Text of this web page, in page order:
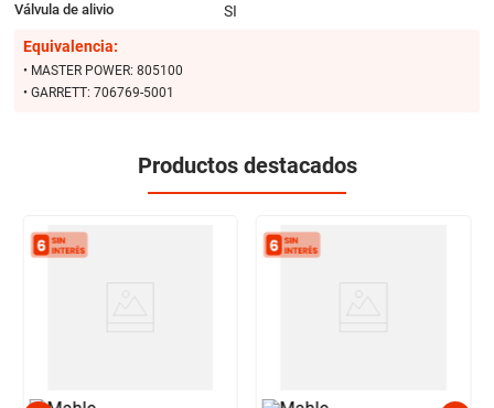
Válvula de alivio
SI
Equivalencia:
• MASTER POWER: 805100
• GARRETT: 706769-5001
Productos destacados